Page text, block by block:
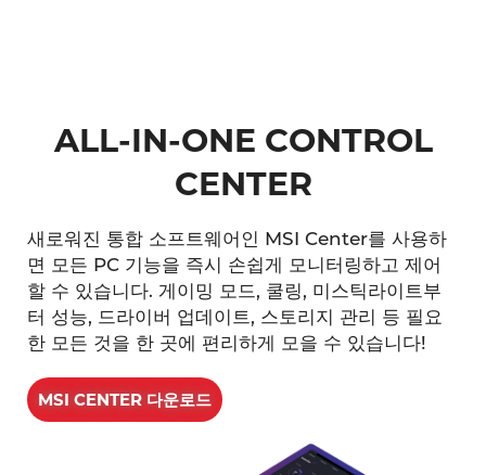
ALL-IN-ONE CONTROL
CENTER
새로워진 통합 소프트웨어인 MSI Center를 사용하
면 모든 PC 기능을 즉시 손쉽게 모니터링하고 제어
할 수 있습니다. 게이밍 모드, 쿨링, 미스틱라이트부
터 성능, 드라이버 업데이트, 스토리지 관리 등 필요
한 모든 것을 한 곳에 편리하게 모을 수 있습니다!
MSI CENTER 다운로드